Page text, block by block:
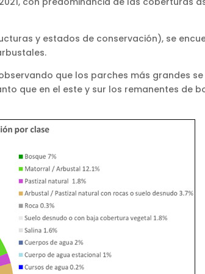
y estados de conservación), se
que los parches más grandes
que en el este y sur los remanentes de